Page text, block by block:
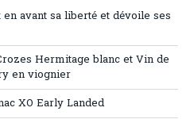
en avant sa liberté et dévoile ses
Hermitage blanc et Vin de
en viognier
XO Early Landed